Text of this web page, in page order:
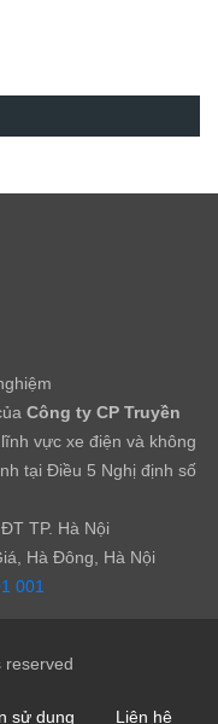
Công ty CP Truyền
vực xe điện và không
tại Điều 5 Nghị định số
TP. Hà Nội
Hà Đông, Hà Nội
001
reserved
sử dụng Liên hệ